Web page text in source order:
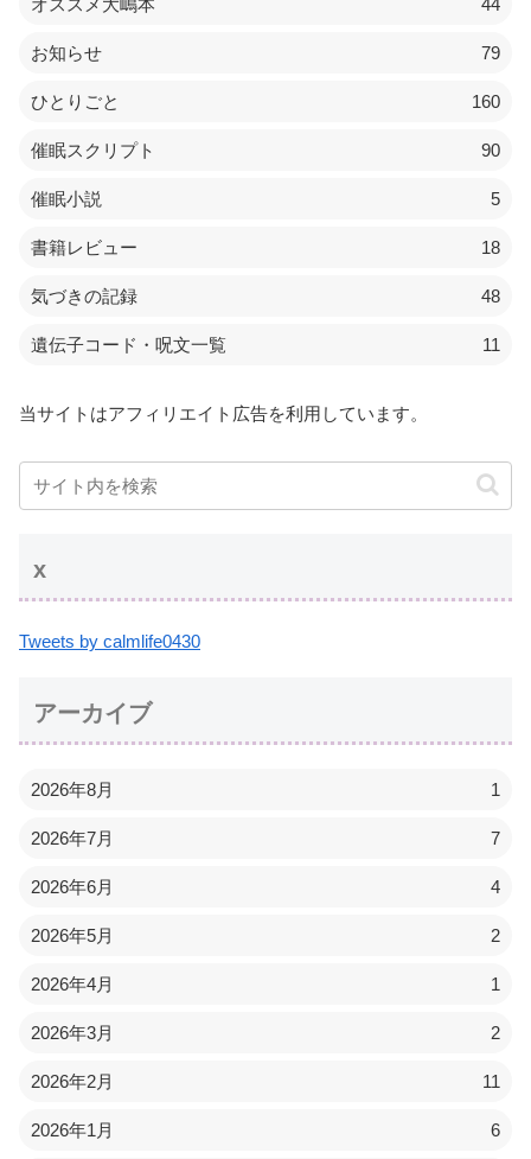
お知らせ 79
ひとりごと 160
催眠スクリプト 90
催眠小説 5
書籍レビュー 18
気づきの記録 48
遺伝子コード・呪文一覧 11
当サイトはアフィリエイト広告を利用しています。
x
Tweets by calmlife0430
アーカイブ
2026年8月 1
2026年7月 7
2026年6月 4
2026年5月 2
2026年4月 1
2026年3月 2
2026年2月 11
2026年1月 6